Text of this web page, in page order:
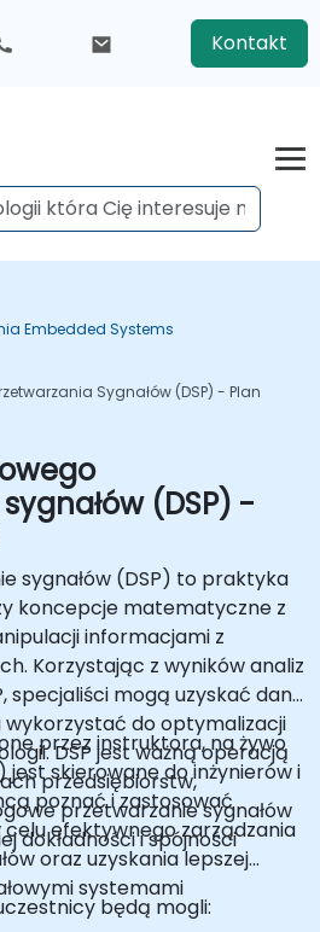
Kontakt
Embedded Systems
Sygnałów (DSP) - Plan
(DSP) -
sygnałów (DSP) to praktyka
koncepcje matematyczne z
informacjami z
Korzystając z wyników analiz
specjaliści mogą uzyskać dane
do optymalizacji
DSP jest ważną operacją
przedsiębiorstw,
przetwarzanie sygnałów
dokładności i spójności
przez instruktora, na żywo
jest skierowane do inżynierów i
poznać i zastosować
efektywnego zarządzania
oraz uzyskania lepszej
systemami
będą mogli: